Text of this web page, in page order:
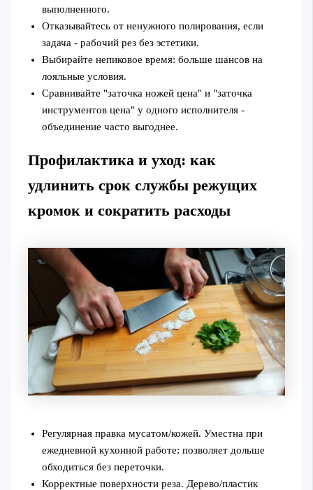
выполненного.
Отказывайтесь от ненужного полирования, если
задача - рабочий рез без эстетики.
Выбирайте непиковое время: больше шансов на
лояльные условия.
Сравнивайте "заточка ножей цена" и "заточка
инструментов цена" у одного исполнителя -
объединение часто выгоднее.
Профилактика и уход: как
удлинить срок службы режущих
кромок и сократить расходы
Регулярная правка мусатом/кожей. Уместна при
ежедневной кухонной работе: позволяет дольше
обходиться без переточки.
Корректные поверхности реза. Дерево/пластик